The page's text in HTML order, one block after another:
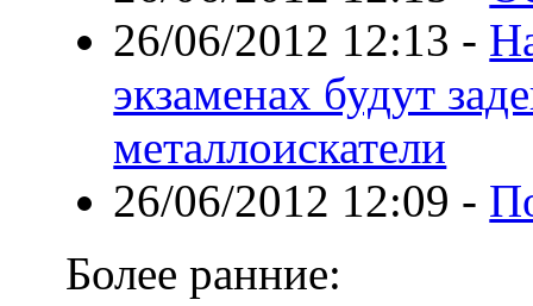
26/06/2012 12:13 -
экзаменах будут
металлоискатели
26/06/2012 12:09 -
Более ранние: